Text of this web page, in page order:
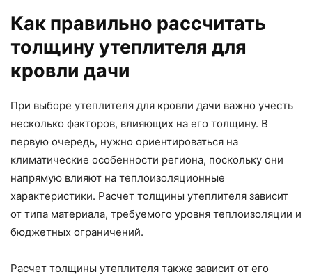
Как правильно рассчитать
толщину утеплителя для
кровли дачи
При выборе утеплителя для кровли дачи важно учесть
несколько факторов, влияющих на его толщину. В
первую очередь, нужно ориентироваться на
климатические особенности региона, поскольку они
напрямую влияют на теплоизоляционные
характеристики. Расчет толщины утеплителя зависит
от типа материала, требуемого уровня теплоизоляции и
бюджетных ограничений.
Расчет толщины утеплителя также зависит от его